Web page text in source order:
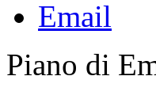
Piano di